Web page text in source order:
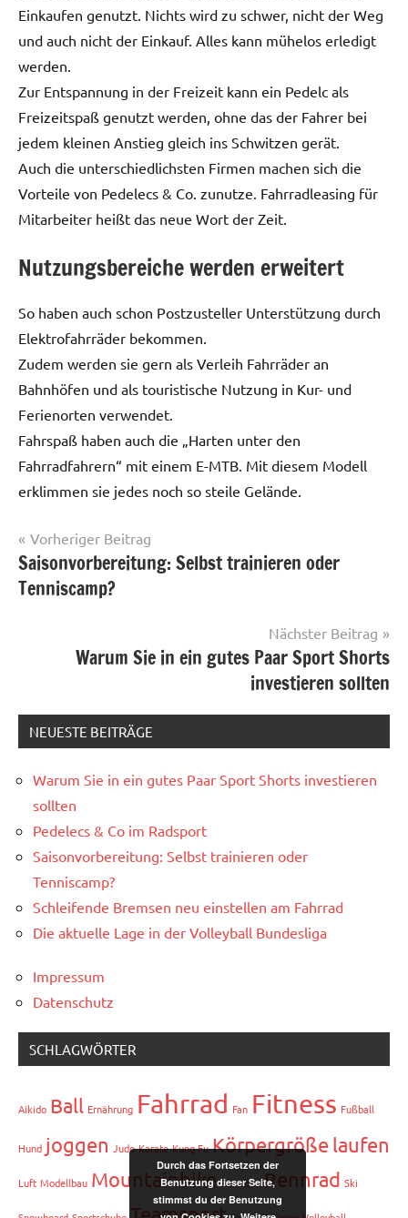
Einkaufen genutzt. Nichts wird zu schwer, nicht der Weg
und auch nicht der Einkauf. Alles kann mühelos erledigt
werden.
Zur Entspannung in der Freizeit kann ein Pedelc als
Freizeitspaß genutzt werden, ohne das der Fahrer bei
jedem kleinen Anstieg gleich ins Schwitzen gerät.
Auch die unterschiedlichsten Firmen machen sich die
Vorteile von Pedelecs & Co. zunutze. Fahrradleasing für
Mitarbeiter heißt das neue Wort der Zeit.
Nutzungsbereiche werden erweitert
So haben auch schon Postzusteller Unterstützung durch
Elektrofahrräder bekommen.
Zudem werden sie gern als Verleih Fahrräder an
Bahnhöfen und als touristische Nutzung in Kur- und
Ferienorten verwendet.
Fahrspaß haben auch die „Harten unter den
Fahrradfahrern“ mit einem E-MTB. Mit diesem Modell
erklimmen sie jedes noch so steile Gelände.
Sportgerät
Beitragsnavigation
Vorheriger Beitrag
Saisonvorbereitung: Selbst trainieren oder
Tenniscamp?
Nächster Beitrag
Warum Sie in ein gutes Paar Sport Shorts
investieren sollten
NEUESTE BEITRÄGE
Warum Sie in ein gutes Paar Sport Shorts investieren
sollten
Pedelecs & Co im Radsport
Saisonvorbereitung: Selbst trainieren oder
Tenniscamp?
Schleifende Bremsen neu einstellen am Fahrrad
Die aktuelle Lage in der Volleyball Bundesliga
Impressum
Datenschutz
SCHLAGWÖRTER
Aikido Ball Ernährung Fahrrad Fan Fitness Fußball
Hund joggen Judo Karate Kung Fu Körpergröße laufen
Luft Modellbau Mountainbike Paintball Rennrad Ski
Durch das Fortsetzen der
Benutzung dieser Seite,
stimmst du der Benutzung